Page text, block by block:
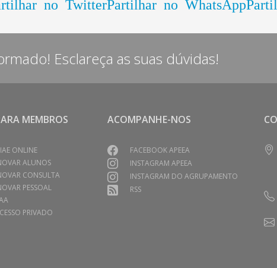
no TwitterPartilhar no WhatsApp
Esclareça as suas dúvidas!
MEMBROS
ONLINE
ALUNOS
CONSULTA
PESSOAL
PRIVADO
ACOMPANHE-NOS
FACEBOOK APEEA
INSTAGRAM APEEA
INSTAGRAM DO AGRUPAMENTO
RSS